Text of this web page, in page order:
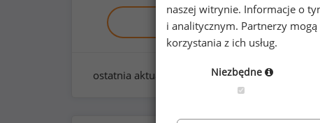
Zobacz raport demo
ostatnia aktualizacja: styczeń 2026
naszej witrynie. Informacje o
i analitycznym. Partnerzy
korzystania z ich usług.
Niezbędne